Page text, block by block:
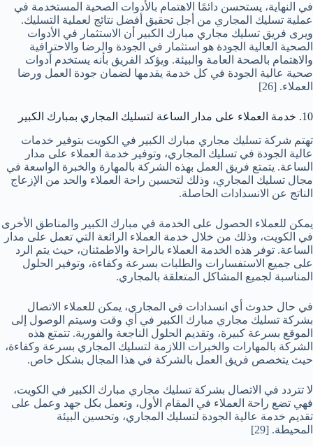
في النهاية، يستحسن دائمًا الاهتمام بالأدوات الصحية المستخدمة في
عملية تسليك المجاري من أجل تحقيق أفضل نتائج لعملية التسليك.
ويرى فريق تسليك مجاري مبارك الكبير أن الاستثمار في الأدوات
الصحية العالية الجودة هو استثمار في الجودة والرضا والاحترافية
والاهتمام بالصحة العامة والبيئة. ويؤكد الفريق بأنه يستخدم أدوات
صحية عالية الجودة في كل خدمة يقدمها لضمان جودة العمل ورضا
العملاء. [26]
10. خدمة العملاء على مدار الساعة لتسليك المجاري بمبارك الكبير
تهتم شركة تسليك مجاري مبارك الكبير في الكويت بتوفير خدمات
عالية الجودة في تسليك المجاري، وتوفير خدمة العملاء على مدار
الساعة. يتمتع فريق العمل بهذه الشركة بالمهارة والخبرة الواسعة في
مجال تسليك المجاري، وذلك لتحسين راحة العملاء والحد من الإزعاج
الناتج عن الانسدادات الحاصلة.
يمكن للعملاء الحصول على الخدمة في مبارك الكبير والمناطق الأخرى
في الكويت، وذلك من خلال خدمة العملاء الرائعة التي تعمل على مدار
الساعة. توفر هذه الخدمة العملاء بالراحة والاطمئنان، حيث يتم الرد
على جميع الاستفسارات والطلبات بسرعة وكفاءة، وتوفير الحلول
المناسبة لجميع المشاكل المتعلقة بالمجاري.
في حال حدوث أي انسدادات في المجاري، يمكن للعملاء الاتصال
بشركة تسليك مجاري مبارك الكبير في أي وقت وسيتم الوصول إلى
الموقع بسرعة كبيرة، وتقديم الحلول الناجعة والفورية. تتمتع هذه
الشركة بالمهارات والخبرات اللازمة لتسليك المجاري بسرعة وكفاءة،
حيث يتخصص فريق العمل بالشركة في هذا المجال بشكل خاص.
لا تتردد في الاتصال بشركة تسليك مجاري مبارك الكبير في الكويت،
فهي تضع راحة العملاء في المقام الأول، وتعمل بكل جهد وعمل على
تقديم خدمة عالية الجودة لتسليك المجاري، وتحسين البيئة
المحيطة. [29]